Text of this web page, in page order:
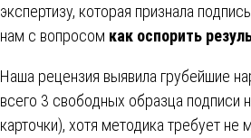
экспертизу, которая признала
нам с вопросом как оспорить
Наша рецензия выявила грубейшие
всего 3 свободных образца подписи
карточки), хотя методика требует